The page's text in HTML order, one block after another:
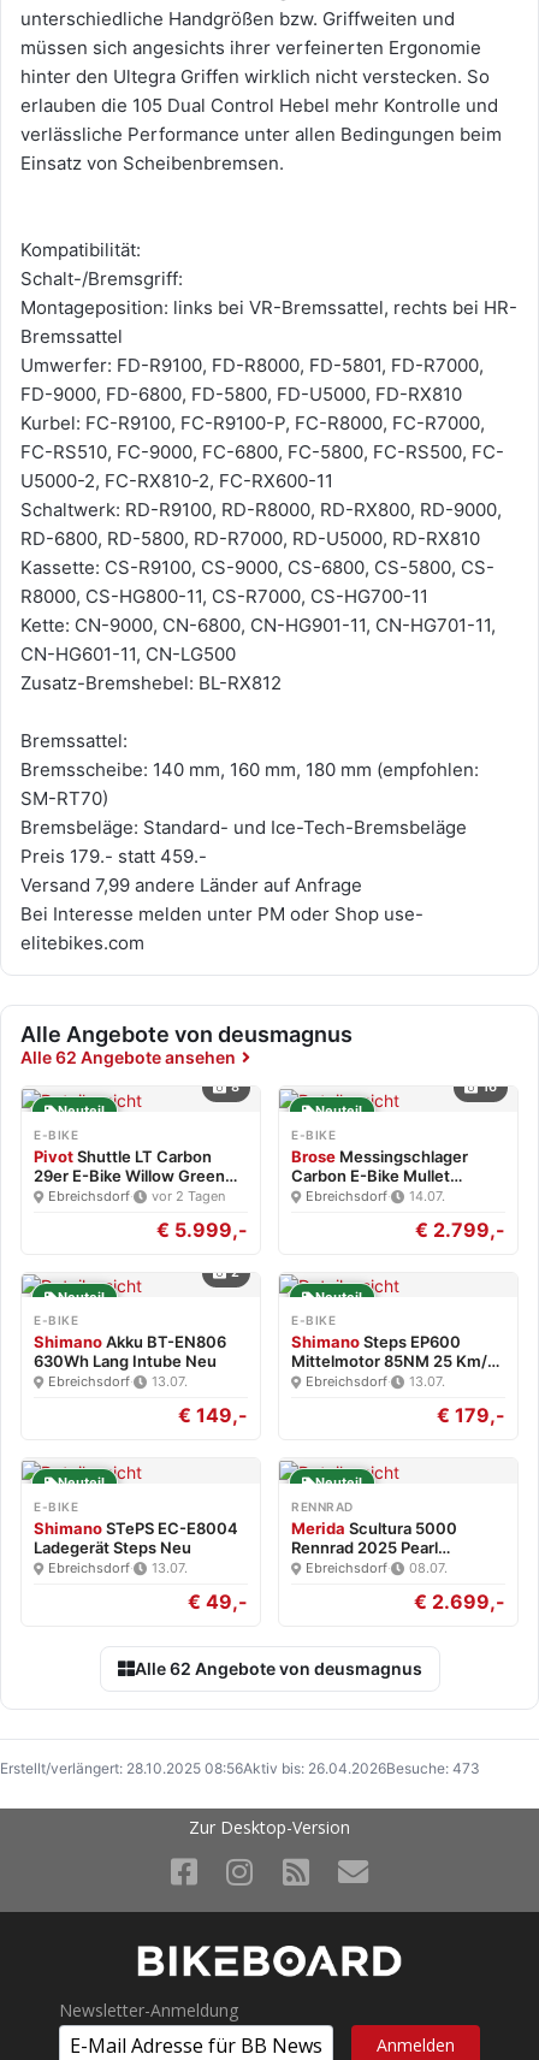
unterschiedliche Handgrößen bzw. Griffweiten und
müssen sich angesichts ihrer verfeinerten Ergonomie
hinter den Ultegra Griffen wirklich nicht verstecken. So
erlauben die 105 Dual Control Hebel mehr Kontrolle und
verlässliche Performance unter allen Bedingungen beim
Einsatz von Scheibenbremsen.
Kompatibilität:
Schalt-/Bremsgriff:
Montageposition: links bei VR-Bremssattel, rechts bei HR-
Bremssattel
Umwerfer: FD-R9100, FD-R8000, FD-5801, FD-R7000,
FD-9000, FD-6800, FD-5800, FD-U5000, FD-RX810
Kurbel: FC-R9100, FC-R9100-P, FC-R8000, FC-R7000,
FC-RS510, FC-9000, FC-6800, FC-5800, FC-RS500, FC-
U5000-2, FC-RX810-2, FC-RX600-11
Schaltwerk: RD-R9100, RD-R8000, RD-RX800, RD-9000,
RD-6800, RD-5800, RD-R7000, RD-U5000, RD-RX810
Kassette: CS-R9100, CS-9000, CS-6800, CS-5800, CS-
R8000, CS-HG800-11, CS-R7000, CS-HG700-11
Kette: CN-9000, CN-6800, CN-HG901-11, CN-HG701-11,
CN-HG601-11, CN-LG500
Zusatz-Bremshebel: BL-RX812
Bremssattel:
Bremsscheibe: 140 mm, 160 mm, 180 mm (empfohlen:
SM-RT70)
Bremsbeläge: Standard- und Ice-Tech-Bremsbeläge
Preis 179.- statt 459.-
Versand 7,99 andere Länder auf Anfrage
Bei Interesse melden unter PM oder Shop use-
elitebikes.com
Alle Angebote von deusmagnus
Alle 62 Angebote ansehen
8
Neuteil
E-BIKE
PivotShuttle LT Carbon
29er E-Bike Willow Green…
Ebreichsdorf· vor 2 Tagen
€ 5.999,-
16
Neuteil
E-BIKE
Brose Messingschlager
Carbon E-Bike Mullet
Brose…
Ebreichsdorf· 14.07.
€ 2.799,-
2
Neuteil
E-BIKE
ShimanoAkku BT-EN806
630Wh Lang Intube Neu
Ebreichsdorf· 13.07.
€ 149,-
Neuteil
E-BIKE
ShimanoSteps EP600
Mittelmotor 85NM 25 Km/h
NeuEbreichsdorf· 13.07.
€ 179,-
Neuteil
E-BIKE
ShimanoSTePS EC-E8004
Ladegerät Steps Neu
Ebreichsdorf· 13.07.
€ 49,-
Neuteil
RENNRAD
Merida Scultura 5000
Rennrad 2025 Pearl
White/Blk…
Ebreichsdorf· 08.07.
€ 2.699,-
Alle 62 Angebote von deusmagnus
Erstellt/verlängert: 28.10.2025 08:56Aktiv bis: 26.04.2026Besuche: 473
Zur Desktop-Version
Newsletter-Anmeldung